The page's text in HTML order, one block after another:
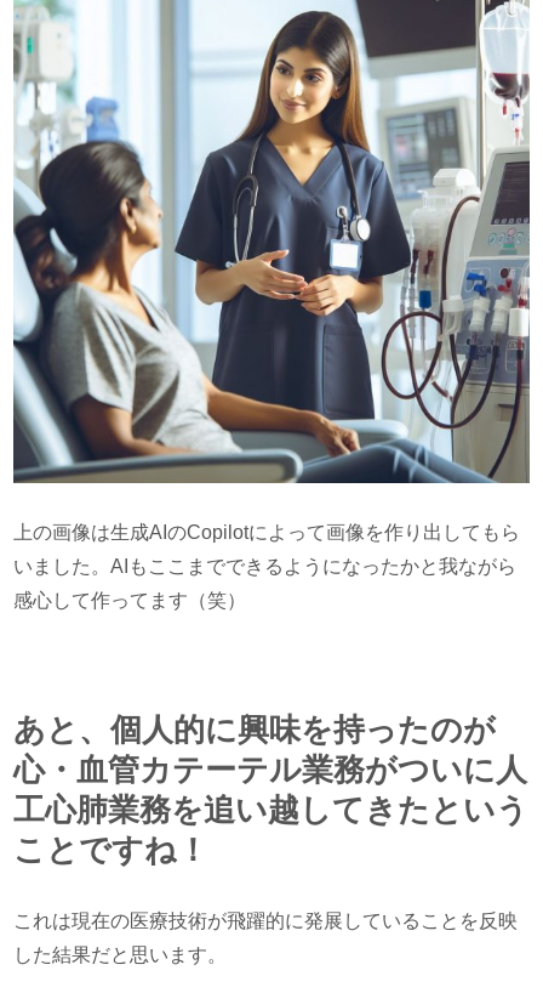
上の画像は生成AIのCopilotによって画像を作り出してもら
いました。AIもここまでできるようになったかと我ながら
感心して作ってます（笑）
あと、個人的に興味を持ったのが
心・血管カテーテル業務がついに人
工心肺業務を追い越してきたという
ことですね！
これは現在の医療技術が飛躍的に発展していることを反映
した結果だと思います。